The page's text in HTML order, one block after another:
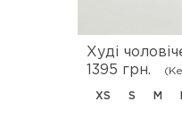
Худі
1395 грн.
XS S M